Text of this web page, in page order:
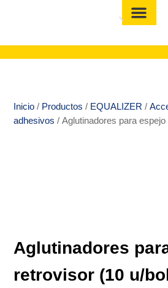
Inicio / Productos / EQUALIZER /
adhesivos / Aglutinadores para
Aglutinadores
retrovisor (10 u/